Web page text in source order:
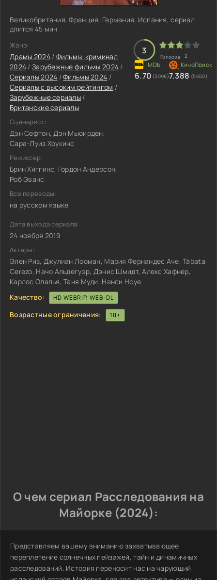
Великобритания, Франция, Германия, Испания, сериал
длится 45 мин
Жанр:
Драмы 2024/ Фильмы-криминал
2024 / Зарубежные фильмы 2024 /
Сериалы 2024 /Фильмы 2024 /
Сериалы с высоким рейтингом /
Зарубежные сериалы /
Британские сериалы
Сценарист:
Дэн Сефтон, Дэн Мьюирден,
Сара-Луиз Хоукинс
Режиссер:
Брин Хиггинс, Гордон Андерсон,
Роб Эванс
Все переводы:
на русском языке
3
Голосов: 2
6.70 (3096)7.388 (5650)
Дата выхода сериала:
24 ноября 2019
Актеры:
Элен Риз, Джулиан Лооман, Мария Фернандес Аче, Tábata
Cerezo, Начо Альдегуэр, Дэнис Шмидт, Алекс Хафнер,
Карлос Олалья, Таня Муди, Нанси Нсуе
Качество:
HD WEBRIP, WEB-DL
Возрастные ограничения: 18+
О чем сериал Расследования на
Майорке (2024):
Представляем вашему вниманию захватывающее
переплетение солнечных пейзажей, тайн и динамичных
расследований. История переносит нас на чарующий